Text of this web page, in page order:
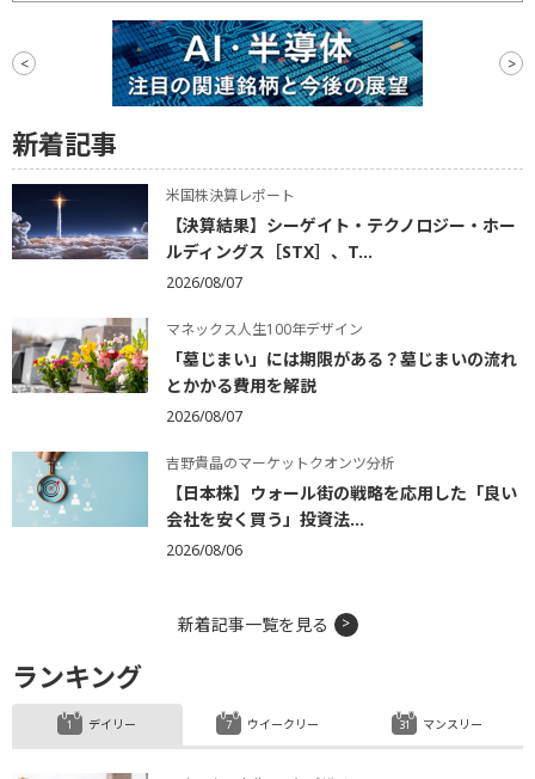
アカウントが確認されており、各種SNS上で投資勧誘をしたり、副業・兼
業のあっせんを受けるためのサービスへの申し込みを誘導するようなや
「なりすまし」投稿が多発しております。
当社はもとより、当社の従業員その他関係者がこうした違法な投資勧誘や
< >
新着記事
米国株決算レポート
【決算結果】シーゲイト・テクノロジー・ホー
ルディングス［STX］、T...
2026/08/07
マネックス人生100年デザイン
「墓じまい」には期限がある？墓じまいの流れ
とかかる費用を解説
2026/08/07
吉野貴晶のマーケットクオンツ分析
【日本株】ウォール街の戦略を応用した「良い
会社を安く買う」投資法...
2026/08/06
新着記事一覧を見る
ランキング
デイリー ウイークリー マンスリー